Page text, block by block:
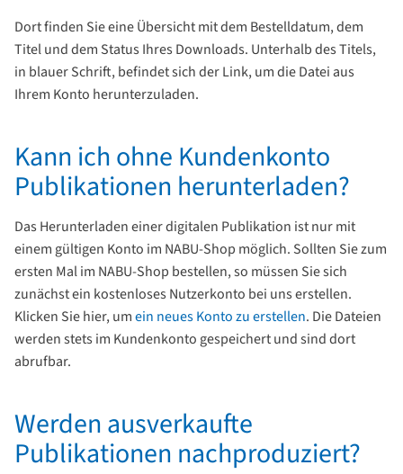
Dort finden Sie eine Übersicht mit dem Bestelldatum, dem
Titel und dem Status Ihres Downloads. Unterhalb des Titels,
in blauer Schrift, befindet sich der Link, um die Datei aus
Ihrem Konto herunterzuladen.
Kann ich ohne Kundenkonto
Publikationen herunterladen?
Das Herunterladen einer digitalen Publikation ist nur mit
einem gültigen Konto im NABU-Shop möglich. Sollten Sie zum
ersten Mal im NABU-Shop bestellen, so müssen Sie sich
zunächst ein kostenloses Nutzerkonto bei uns erstellen.
Klicken Sie hier, umein neues Konto zu erstellen. Die Dateien
werden stets im Kundenkonto gespeichert und sind dort
abrufbar.
Werden ausverkaufte
Publikationen nachproduziert?